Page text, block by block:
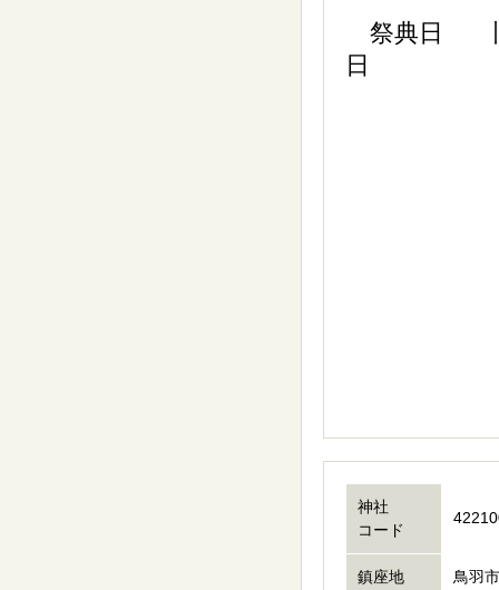
祭典日 旧
日
神社
コード
鎮座地 鳥羽